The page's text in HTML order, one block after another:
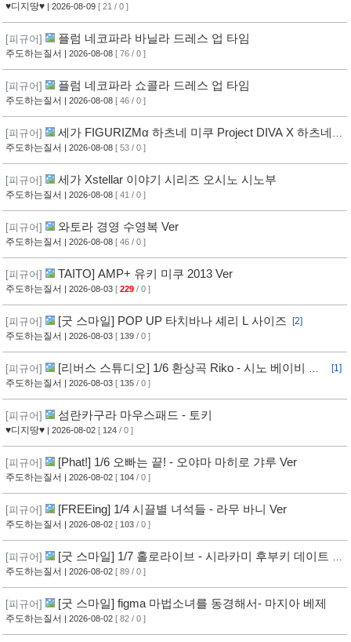
♥디지땅♥ | 2026-08-09 [ 21 / 0 ]
[피규어] 플럼 네코파라 바닐라 드레스 업 타임
주도하는질서 | 2026-08-08 [ 76 / 0 ]
[피규어] 플럼 네코파라 쇼콜라 드레스 업 타임
주도하는질서 | 2026-08-08 [ 46 / 0 ]
[피규어]
세가 FIGURIZMα 하츠네 미쿠 Project DIVA X 하츠네
미쿠 DE MONSTAR T R
주도하는질서 | 2026-08-08 [ 53 / 0 ]
[피규어] 세가 Xstellar 이야기 시리즈 오시노 시노부
주도하는질서 | 2026-08-08 [ 41 / 0 ]
[피규어] 와토라 경영 수영복 Ver
주도하는질서 | 2026-08-08 [ 46 / 0 ]
[피규어] TAITO] AMP+ 유키 미쿠 2013 Ver
주도하는질서 | 2026-08-03 [ 229 / 0 ]
[피규어] [굿 스마일] POP UP 타치바나 셰리 L 사이즈
[2]
주도하는질서 | 2026-08-03 [ 139 / 0 ]
[피규어]
[리버스 스튜디오] 1/6 환상곡 Riko - 시노 베이비 보
틀 Ver
[1]
주도하는질서 | 2026-08-03 [ 135 / 0 ]
[피규어] 섬란카구라 마우스패드 - 토키
♥디지땅♥ | 2026-08-02 [ 124 / 0 ]
[피규어] [Phat!] 1/6 오빠는 끝! - 오야마 마히로 갸루 Ver
주도하는질서 | 2026-08-02 [ 104 / 0 ]
[피규어] [FREEing] 1/4 시끌별 녀석들 - 라무 바니 Ver
주도하는질서 | 2026-08-02 [ 103 / 0 ]
[피규어]
[굿 스마일] 1/7 홀로라이브 - 시라카미 후부키 데이트 스
타일 사복 의상
주도하는질서 | 2026-08-02 [ 89 / 0 ]
[피규어] [굿 스마일] figma 마법소녀를 동경해서- 마지아 베제
주도하는질서 | 2026-08-02 [ 82 / 0 ]